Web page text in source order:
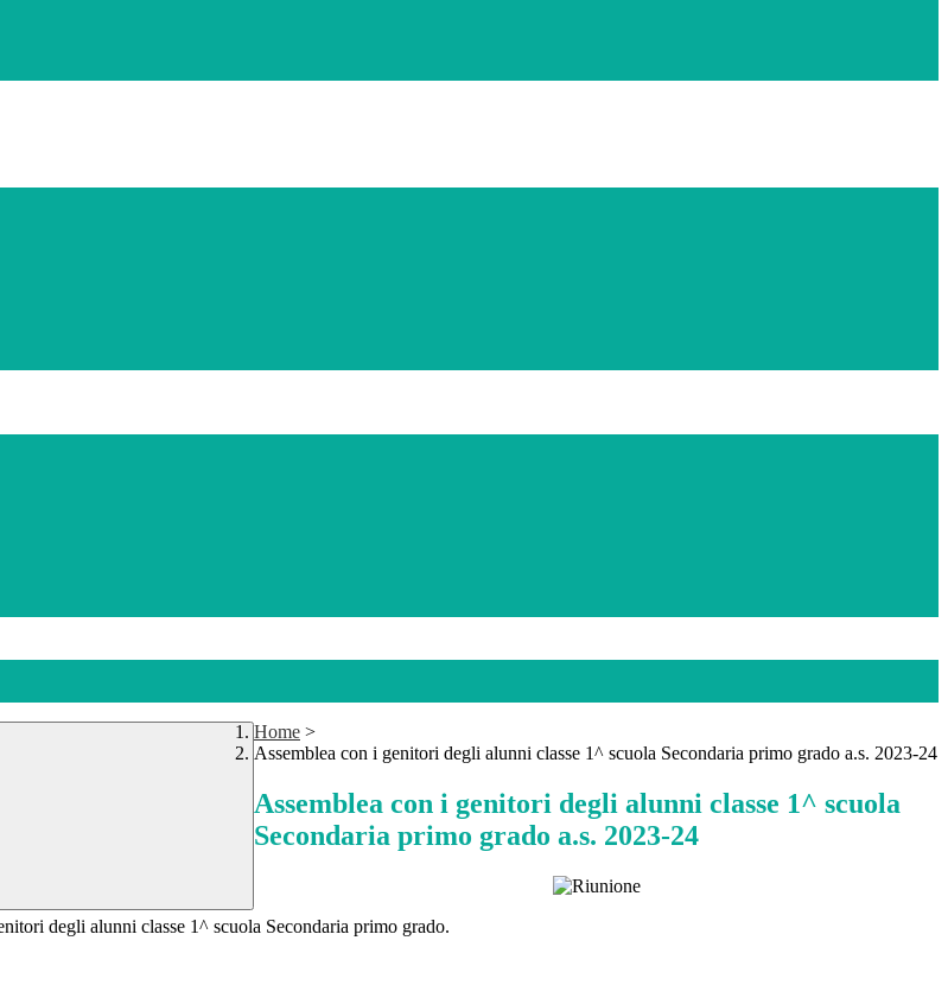
Home >
Assemblea con i genitori degli alunni classe 1^ scuola Secondaria primo grado a.s. 2023-24
Assemblea con i genitori degli alunni classe 1^ scuola
Secondaria primo grado a.s. 2023-24
degli alunni classe 1^ scuola Secondaria primo grado.